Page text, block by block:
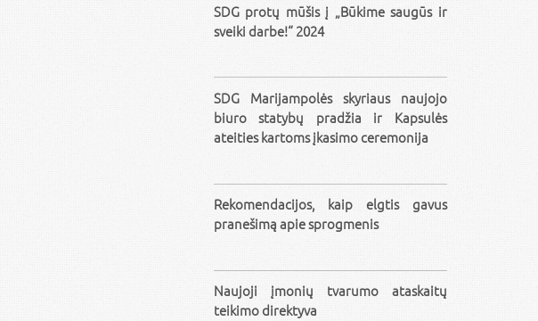
SDG protų mūšis į „Būkime saugūs ir
sveiki darbe!“ 2024
SDG Marijampolės skyriaus naujojo
biuro statybų pradžia ir Kapsulės
ateities kartoms įkasimo ceremonija
Rekomendacijos, kaip elgtis gavus
pranešimą apie sprogmenis
Naujoji įmonių tvarumo ataskaitų
teikimo direktyva